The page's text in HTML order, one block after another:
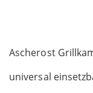
Ascherost
universal
gallery
to
beginning